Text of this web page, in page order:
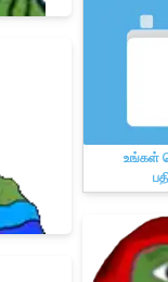
உங்கள்